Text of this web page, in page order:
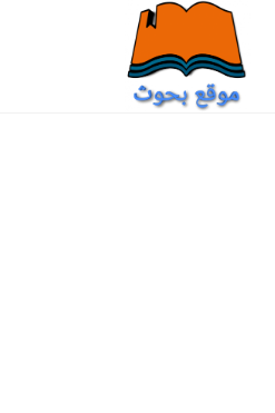
content